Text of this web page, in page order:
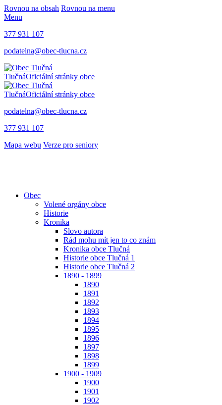
Rovnou na obsah Rovnou na menu
Menu
377 931 107
podatelna@obec-tlucna.cz
TlučnáOficiální stránky obce
TlučnáOficiální stránky obce
podatelna@obec-tlucna.cz
377 931 107
Mapa webu Verze pro seniory
Obec
Volené orgány obce
Historie
Kronika
Slovo autora
Rád mohu mít jen to co znám
Kronika obce Tlučná
Historie obce Tlučná 1
Historie obce Tlučná 2
1890 - 1899
1890
1891
1892
1893
1894
1895
1896
1897
1898
1899
1900 - 1909
1900
1901
1902